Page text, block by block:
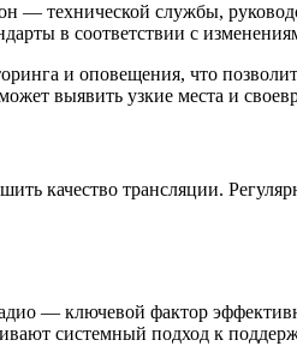
— технической службы,
в соответствии с
и оповещения, что
выявить узкие места и
качество трансляции.
— ключевой фактор
системный подход к